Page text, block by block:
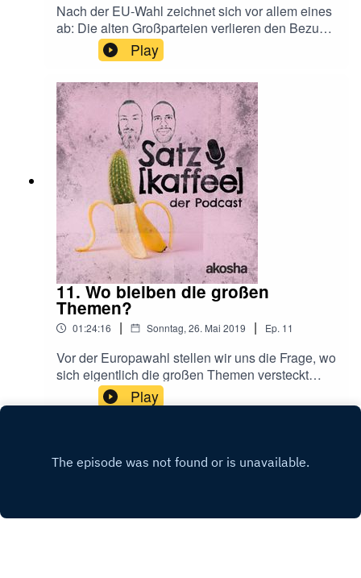
Nach der EU-Wahl zeichnet sich vor allem eines
ab: Die alten Großparteien verlieren den Bezug
zur Realität. Welche Rolle können Podcasts
dabei spielen und wie gelangen sie in die Welt?
Außerdem: Stell dir vor es ist Expertenregierung
und keiner geht hin.
Play
11. Wo bleiben die großen
Themen?
01:24:16 | Sonntag, 26. Mai 2019 | Ep. 11
Vor der Europawahl stellen wir uns die Frage, wo
sich eigentlich die großen Themen versteckt
haben. Kann man mit nationaler Politik in einer
derart vernetzten Welt noch globale
Baby und Hammerstimmung.
Play